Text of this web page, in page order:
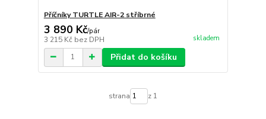
Příčníky TURTLE AIR-2 stříbrné
3 890 Kč/pár
3 215 Kč bez DPH skladem
Přidat do košíku
strana z 1